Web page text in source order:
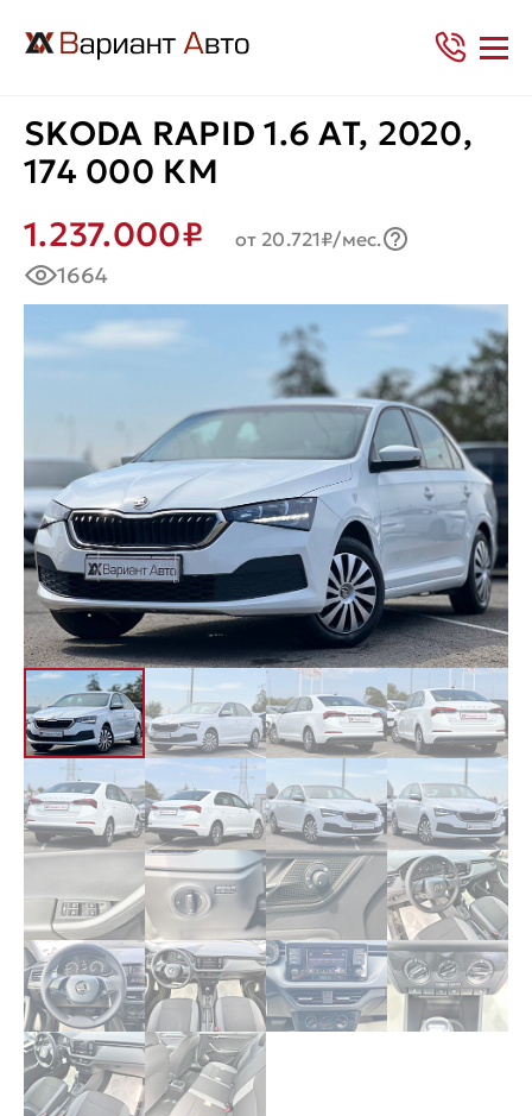
SKODA RAPID 1.6 AT, 2020,
174 000 КМ
1.237.000₽
от 20.721₽/мес.
1664